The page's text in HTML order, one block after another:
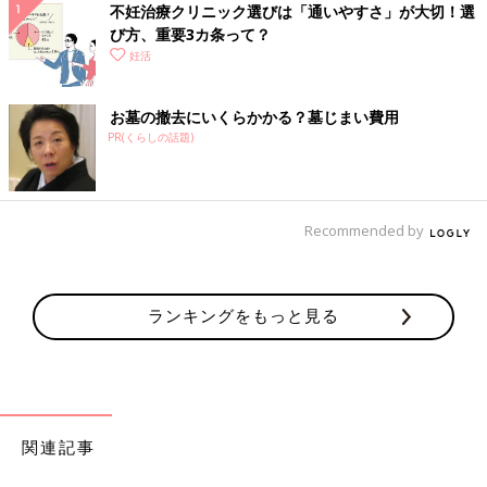
不妊治療クリニック選びは「通いやすさ」が大切！選
び方、重要3カ条って？
妊活
お墓の撤去にいくらかかる？墓じまい費用
PR(くらしの話題)
Recommended by
ランキングをもっと見る
関連記事